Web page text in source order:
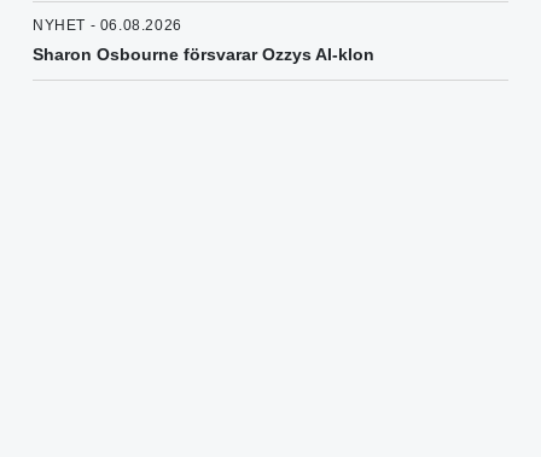
NYHET - 06.08.2026
Sharon Osbourne försvarar Ozzys AI-klon